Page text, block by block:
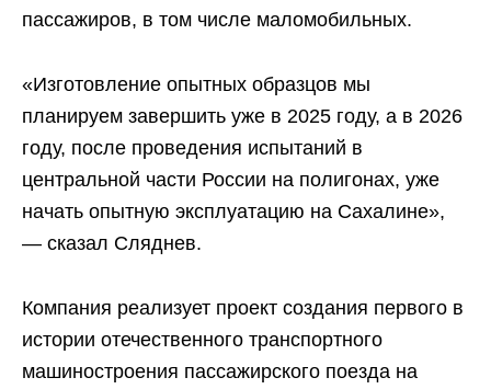
пассажиров, в том числе маломобильных.
«Изготовление опытных образцов мы
планируем завершить уже в 2025 году, а в 2026
году, после проведения испытаний в
центральной части России на полигонах, уже
начать опытную эксплуатацию на Сахалине»,
— сказал Сляднев.
Компания реализует проект создания первого в
истории отечественного транспортного
машиностроения пассажирского поезда на